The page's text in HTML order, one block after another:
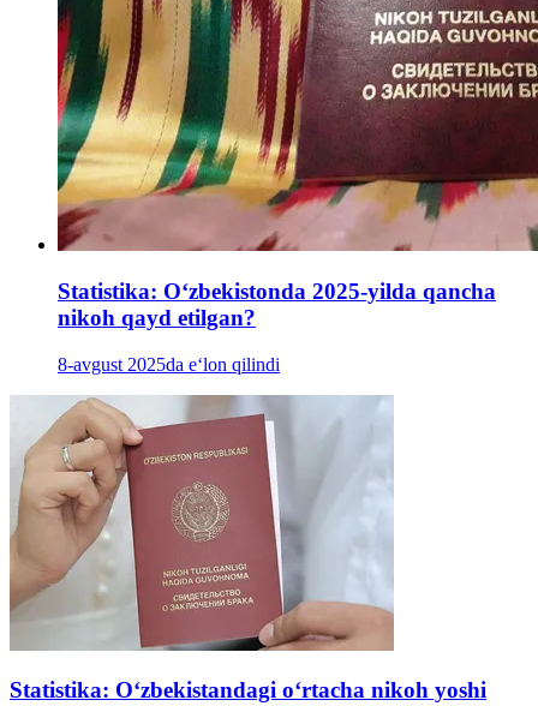
Statistika: Oʻzbekistonda 2025-yilda qancha
nikoh qayd etilgan?
8-avgust 2025da e‘lon qilindi
Statistika: Oʻzbekistandagi oʻrtacha nikoh yoshi